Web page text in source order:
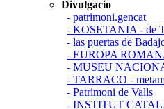
Divulgacio
- patrimoni.gencat
- KOSETANIA - de
- las puertas de
- EUROPA
- MUSEU
- TARRACO -
- Patrimoni de Valls
- INSTITUT